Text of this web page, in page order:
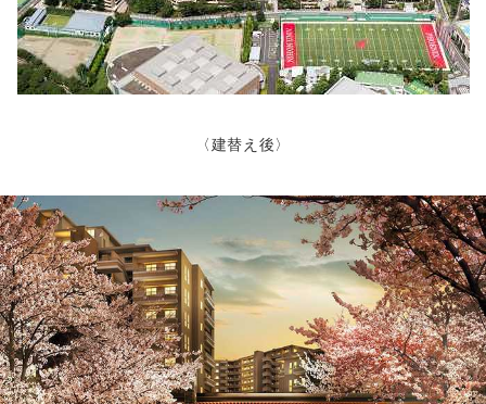
〈建替え後〉